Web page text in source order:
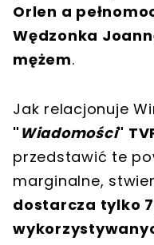
Orlen a
Wędzonka
mężem.
Jak relacjonuje
" Wiadomości"
przedstawić te
marginalne,
dostarcza tylko